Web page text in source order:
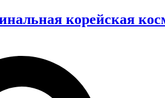
корейская